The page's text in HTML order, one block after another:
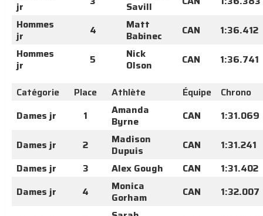
jr
Savill
Hommes
jr
4
Matt
Babinec
CAN
1:36.412
Hommes
jr
5
Nick
Olson
CAN 1:36.741
Catégorie Place Athlète Équipe
Chrono
Dames jr
1
Amanda
Byrne
CAN
1:31.069
Dames jr
2
Madison
Dupuis
CAN
1:31.241
Dames jr
3 Alex Gough CAN
1:31.402
Dames jr
4
Monica
Gorham
CAN
1:32.007